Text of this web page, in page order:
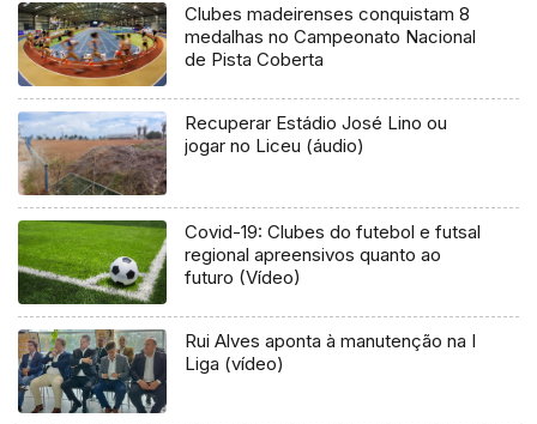
Clubes madeirenses conquistam 8
medalhas no Campeonato Nacional
de Pista Coberta
Recuperar Estádio José Lino ou
jogar no Liceu (áudio)
Covid-19: Clubes do futebol e futsal
regional apreensivos quanto ao
futuro (Vídeo)
Rui Alves aponta à manutenção na I
Liga (vídeo)